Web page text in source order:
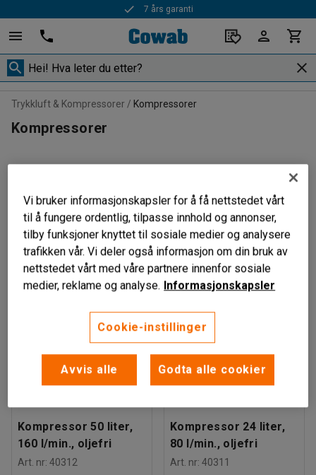
7 års garanti
Trykkluft & Kompressorer Kompressorer
Kompressorer
Filtrer Sorter
3 produkter
Kompressor 50 liter,
160 l/min., oljefri
Art. nr: 40312
Kompressor 24 liter,
80 l/min., oljefri
Art. nr: 40311
Vi bruker informasjonskapsler for å få nettstedet vårt
til å fungere ordentlig, tilpasse innhold og annonser,
tilby funksjoner knyttet til sosiale medier og analysere
trafikken vår. Vi deler også informasjon om din bruk av
nettstedet vårt med våre partnere innenfor sosiale
medier, reklame og analyse. Informasjonskapsler
Cookie-instillinger
Avvis alle Godta alle cookier